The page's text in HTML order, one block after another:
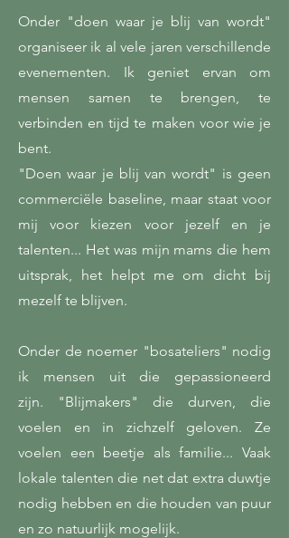
Onder "doen waar je blij van wordt"
organiseer ik al vele jaren verschillende
evenementen. Ik geniet ervan om
mensen samen te brengen, te
verbinden en tijd te maken voor wie je
bent.
"Doen waar je blij van wordt" is geen
commerciële baseline, maar staat voor
mij voor kiezen voor jezelf en je
talenten... Het was mijn mams die hem
uitsprak, het helpt me om dicht bij
mezelf te blijven.
Onder de noemer "bosateliers" nodig
ik mensen uit die gepassioneerd
zijn.
"Blijmakers" die durven, die
voelen en in zichzelf geloven. Ze
voelen een beetje als familie... Vaak
lokale talenten die net dat extra duwtje
nodig hebben en die houden van puur
en zo natuurlijk mogelijk.